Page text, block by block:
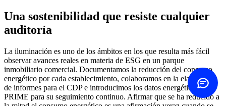
Una sostenibilidad que resiste cualquier
auditoría
La iluminación es uno de los ámbitos en los que resulta más fácil
observar avances reales en materia de ESG en un parque
inmobiliario comercial. Documentamos la reducción del consumo
energético por cada establecimiento, colaboramos en la elaboración
de informes para el CDP e introducimos los datos energéticos en
PRIME para su seguimiento continuo. Afirmar que se ha reducido a
Contact form
Write to us
ROI calculator
See your savings